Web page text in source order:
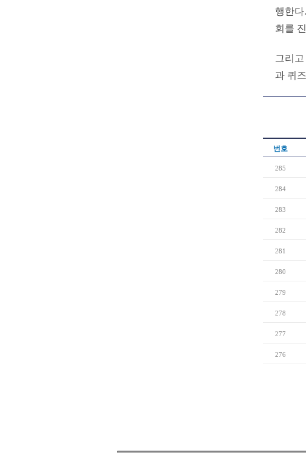
행한
회를
그리
과 퀴
번호
285
284
283
282
281
280
279
278
277
276